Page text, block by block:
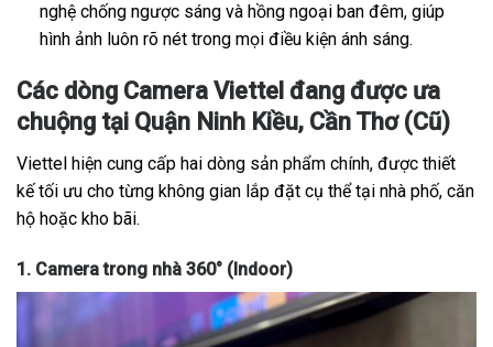
nghệ chống ngược sáng và hồng ngoại ban đêm, giúp
hình ảnh luôn rõ nét trong mọi điều kiện ánh sáng.
Các dòng Camera Viettel đang được ưa
chuộng tại Quận Ninh Kiều, Cần Thơ (Cũ)
Viettel hiện cung cấp hai dòng sản phẩm chính, được thiết
kế tối ưu cho từng không gian lắp đặt cụ thể tại nhà phố, căn
hộ hoặc kho bãi.
1. Camera trong nhà 360° (Indoor)